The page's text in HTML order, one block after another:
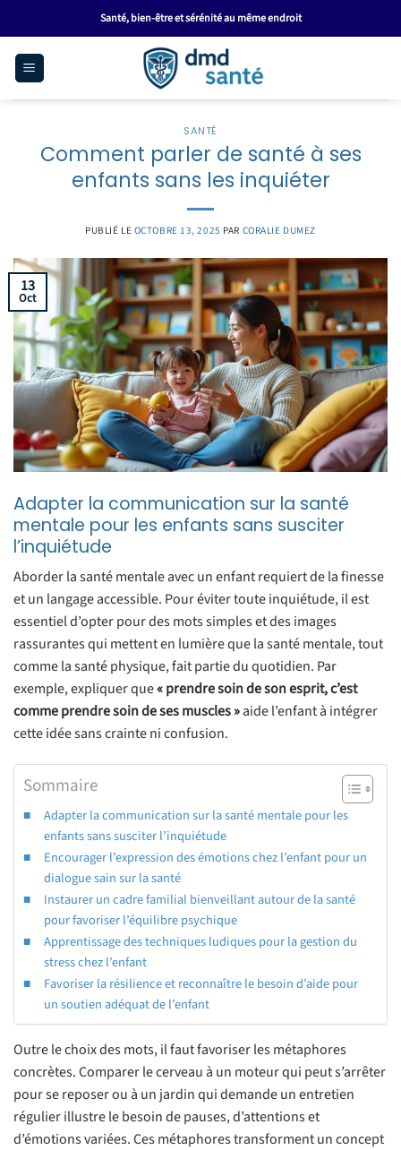
au
contenu
Santé, bien-être et sérénité au même endroit
SANTÉ
Comment parler de santé à ses
enfants sans les inquiéter
PUBLIÉ LE OCTOBRE 13, 2025 PAR CORALIE DUMEZ
13
Oct
Adapter la communication sur la santé
mentale pour les enfants sans susciter
l’inquiétude
Aborder la santé mentale avec un enfant requiert de la finesse
et un langage accessible. Pour éviter toute inquiétude, il est
essentiel d’opter pour des mots simples et des images
rassurantes qui mettent en lumière que la santé mentale, tout
comme la santé physique, fait partie du quotidien. Par
exemple, expliquer que« prendre soin de son esprit, c’est
comme prendre soin de ses muscles »aide l’enfant à intégrer
cette idée sans crainte ni confusion.
Sommaire
Adapter la communication sur la santé mentale pour les
enfants sans susciter l’inquiétude
Encourager l’expression des émotions chez l’enfant pour un
dialogue sain sur la santé
Instaurer un cadre familial bienveillant autour de la santé
pour favoriser l’équilibre psychique
Apprentissage des techniques ludiques pour la gestion du
stress chez l’enfant
Favoriser la résilience et reconnaître le besoin d’aide pour
un soutien adéquat de l’enfant
Outre le choix des mots, il faut favoriser les métaphores
concrètes. Comparer le cerveau à un moteur qui peut s’arrêter
pour se reposer ou à un jardin qui demande un entretien
régulier illustre le besoin de pauses, d’attentions et
d’émotions variées. Ces métaphores transforment un concept